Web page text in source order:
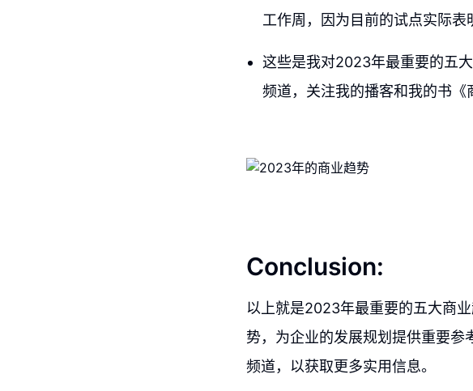
工作周，因为目前的试点实际表
这些是我对2023年最重要的五
频道，关注我的播客和我的书《
Conclusion:
以上就是2023年最重要的五大商
势，为企业的发展规划提供重要
频道，以获取更多实用信息。